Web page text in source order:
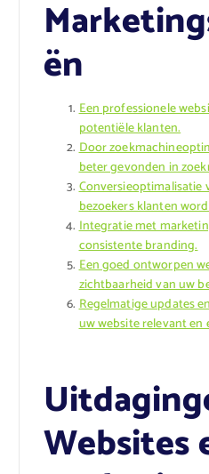
ën
Een professionele
potentiële klanten.
Door
beter gevonden in
bezoekers klanten
Integratie met
consistente branding.
Een goed ontworpen
zichtbaarheid van uw
Regelmatige updates
uw website relevant
Websites